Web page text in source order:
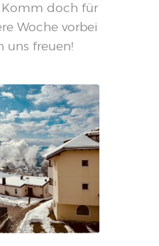
Komm doch für
Woche vorbei
uns freuen!